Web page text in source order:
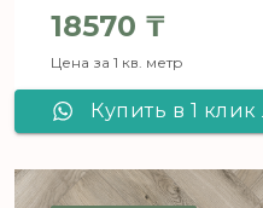
18570 ₸
Цена за 1 кв. метр
Купить в 1